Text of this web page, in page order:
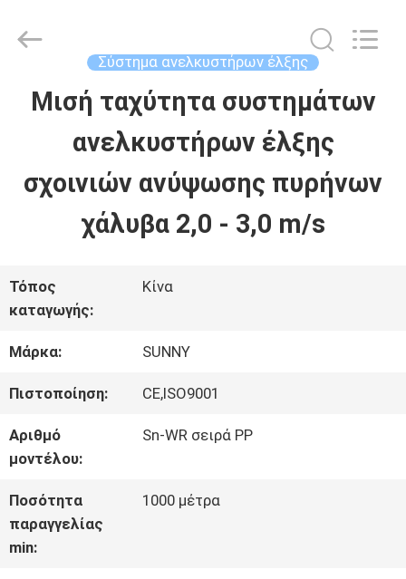
ΣΠΊΤΙ
ΠΡΟΪΌΝΤΑ
ΒΊΝΤΕΟ
ΠΕΡΊΠΟΥ
ΕΜΕΊΣ
ΕΡΓΟΣΤΑΣΊΩΝ
ΠΟΙΟΤΙΚΌΣ
ΈΛΕΓΧΟΣ
SUNNY
Σύστημα ανελκυστήρων έλξης
Μισή ταχύτητα συστημάτων
ανελκυστήρων έλξης
σχοινιών ανύψωσης πυρήνων
χάλυβα 2,0 - 3,0 m/s
Τόπος
καταγωγής:
Κίνα
Μάρκα: SUNNY
Πιστοποίηση: CE,ISO9001
Αριθμό
μοντέλου:
Sn-WR σειρά PP
Ποσότητα
παραγγελίας
min:
1000 μέτρα